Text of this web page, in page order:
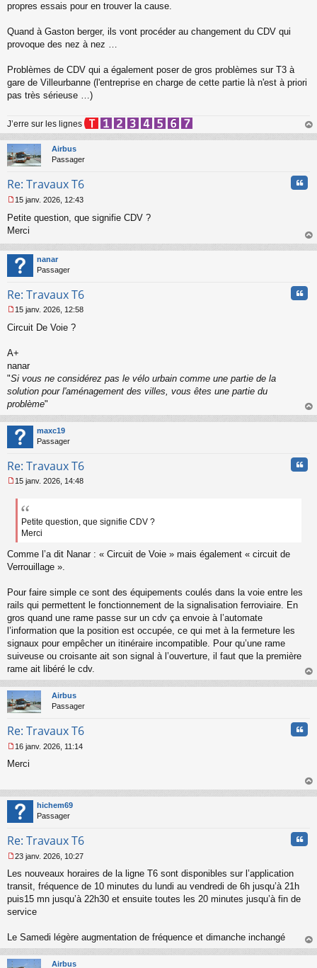
propres essais pour en trouver la cause.
Quand à Gaston berger, ils vont procéder au changement du CDV qui
provoque des nez à nez …
Problèmes de CDV qui a également poser de gros problèmes sur T3 à
gare de Villeurbanne (l'entreprise en charge de cette partie là n'est à priori
pas très sérieuse …)
J’erre sur les lignes
au
Airbus
Passager
Re: Travaux T6
e
s
a
g
e
o
l
u
15 janv. 2026, 12:43
Petite question, que signifie CDV ?
Merci
au
nanar
Passager
Re: Travaux T6
e
s
g
e
n
o
l
u
15 janv. 2026, 12:58
Circuit De Voie ?
A+
nanar
"Si vous ne considérez pas le vélo urbain comme une partie de la
solution pour l'aménagement des villes, vous êtes une partie du
problème"
au
maxc19
Passager
Re: Travaux T6
e
g
e
n
l
u
15 janv. 2026, 14:48
Petite question, que signifie CDV ?
Merci
Comme l’a dit Nanar : « Circuit de Voie » mais également « circuit de
Verrouillage ».
Pour faire simple ce sont des équipements coulés dans la voie entre les
rails qui permettent le fonctionnement de la signalisation ferroviaire. En
gros quand une rame passe sur un cdv ça envoie à l’automate
l’information que la position est occupée, ce qui met à la fermeture les
signaux pour empêcher un itinéraire incompatible. Pour qu’une rame
suiveuse ou croisante ait son signal à l’ouverture, il faut que la première
rame ait libéré le cdv.
au
Airbus
Passager
Re: Travaux T6
e
a
g
e
o
l
u
16 janv. 2026, 11:14
Merci
au
hichem69
Passager
Re: Travaux T6
e
s
s
g
n
o
n
23 janv. 2026, 10:27
Les nouveaux horaires de la ligne T6 sont disponibles sur l’application
transit, fréquence de 10 minutes du lundi au vendredi de 6h jusqu’à 21h
puis15 mn jusqu’à 22h30 et ensuite toutes les 20 minutes jusqu’à fin de
service
Le Samedi légère augmentation de fréquence et dimanche inchangé
au
Airbus